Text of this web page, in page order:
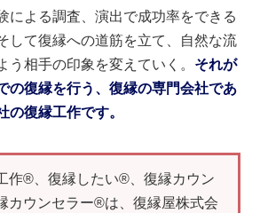
による調査、演出で成功率をできる
して復縁への道筋を立て、自然な流
う相手の印象を変えていく。 それが
の復縁を行う、復縁の専門会社であ
の復縁工作です。
作®、復縁したい®、復縁カウン
カウンセラー®は、復縁屋株式会